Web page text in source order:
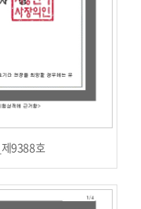
9388호